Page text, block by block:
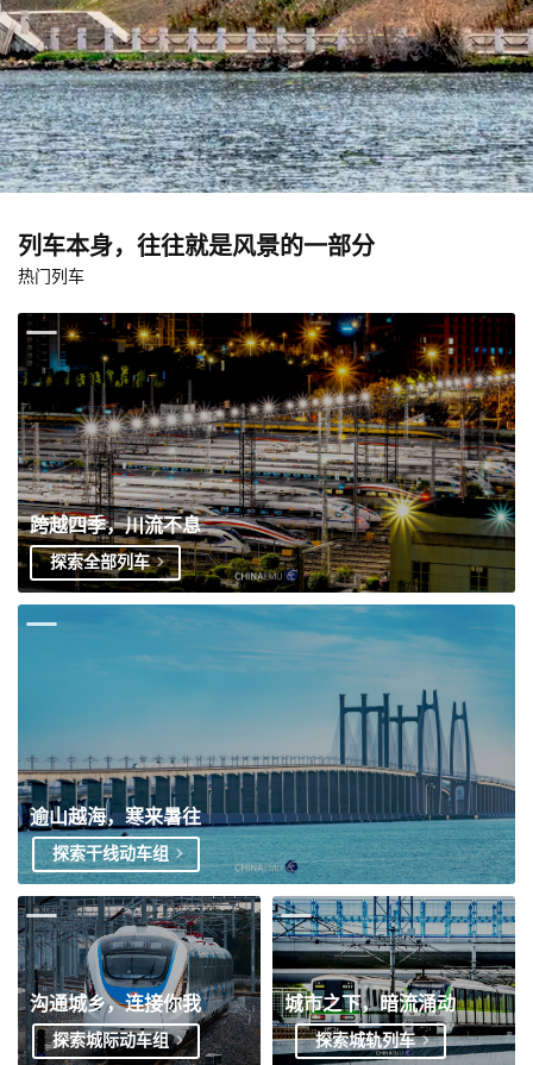
列车本身，往往就是风景的一部分
热门列车
跨越四季，川流不息
探索全部列车
逾山越海，寒来暑往
探索干线动车组
沟通城乡，连接你我
探索城际动车组
城市之下，暗流涌动
探索城轨列车